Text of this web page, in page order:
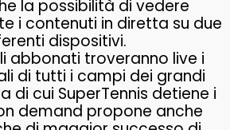
la possibilità di vedere
i contenuti in diretta su due
dispositivi.
abbonati troveranno live i
di tutti i campi dei grandi
di cui SuperTennis detiene i
demand propone anche